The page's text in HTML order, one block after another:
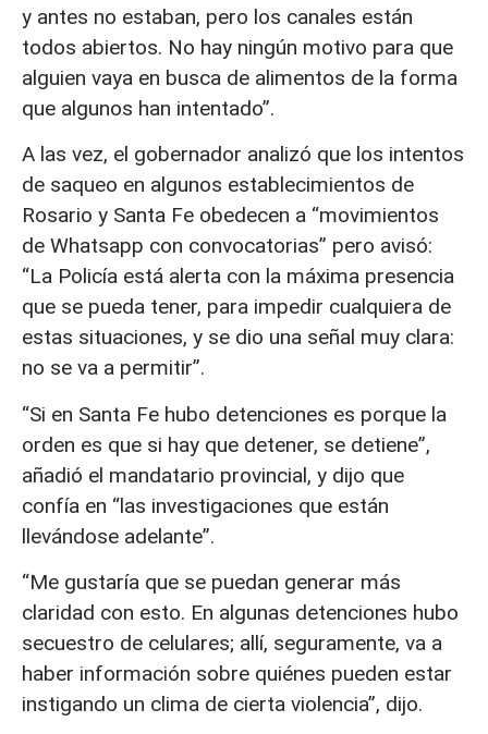
y antes no estaban, pero los canales están
todos abiertos. No hay ningún motivo para que
alguien vaya en busca de alimentos de la forma
que algunos han intentado”.
A las vez, el gobernador analizó que los intentos
de saqueo en algunos establecimientos de
Rosario y Santa Fe obedecen a “movimientos
de Whatsapp con convocatorias” pero avisó:
“La Policía está alerta con la máxima presencia
que se pueda tener, para impedir cualquiera de
estas situaciones, y se dio una señal muy clara:
no se va a permitir”.
“Si en Santa Fe hubo detenciones es porque la
orden es que si hay que detener, se detiene”,
añadió el mandatario provincial, y dijo que
confía en “las investigaciones que están
llevándose adelante”.
“Me gustaría que se puedan generar más
claridad con esto. En algunas detenciones hubo
secuestro de celulares; allí, seguramente, va a
haber información sobre quiénes pueden estar
instigando un clima de cierta violencia”, dijo.